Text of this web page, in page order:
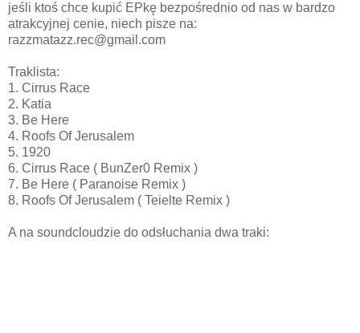
jeśli ktoś chce kupić EPkę bezpośrednio od nas w bardzo
atrakcyjnej cenie, niech pisze na:
razzmatazz.rec@gmail.com
Traklista:
1. Cirrus Race
2. Katia
3. Be Here
4. Roofs Of Jerusalem
5. 1920
6. Cirrus Race ( BunZer0 Remix )
7. Be Here ( Paranoise Remix )
8. Roofs Of Jerusalem ( Teielte Remix )
A na soundcloudzie do odsłuchania dwa traki: